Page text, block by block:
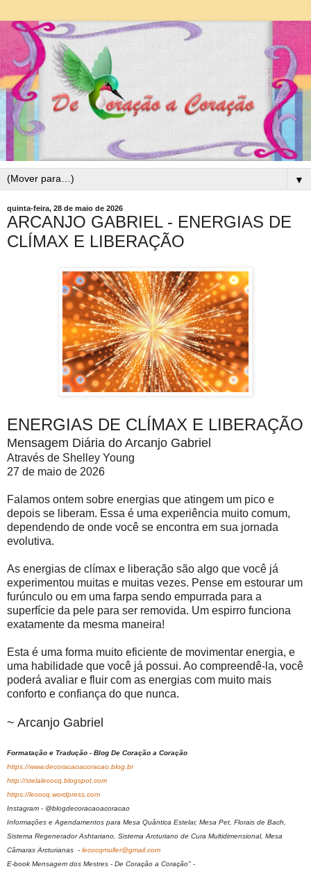
▼
quinta-feira, 28 de maio de 2026
ARCANJO GABRIEL - ENERGIAS DE
CLÍMAX E LIBERAÇÃO
ENERGIAS DE CLÍMAX E LIBERAÇÃO
Mensagem Diária do Arcanjo Gabriel
Através de Shelley Young
27 de maio de 2026
Falamos ontem sobre energias que atingem um pico e
depois se liberam. Essa é uma experiência muito comum,
dependendo de onde você se encontra em sua jornada
evolutiva.
As energias de clímax e liberação são algo que você já
experimentou muitas e muitas vezes. Pense em estourar um
furúnculo ou em uma farpa sendo empurrada para a
superfície da pele para ser removida. Um espirro funciona
exatamente da mesma maneira!
Esta é uma forma muito eficiente de movimentar energia, e
uma habilidade que você já possui. Ao compreendê-la, você
poderá avaliar e fluir com as energias com muito mais
conforto e confiança do que nunca.
~ Arcanjo Gabriel
Formatação e Tradução - Blog De Coração a Coração
https://www.decoracaoacoracao.blog.br
http://stelalecocq.blogspot.com
https://lecocq.wordpress.com
Instagram - @blogdecoracaoacoracao
Informações e Agendamentos para Mesa Quântica Estelar, Mesa Pet, Florais de Bach,
Sistema Regenerador Ashtariano, Sistema Arcturiano de Cura Multidimensional, Mesa
Câmaras Arcturianas - lecocqmuller@gmail.com
E-book Mensagem dos Mestres - De Coração a Coração" -